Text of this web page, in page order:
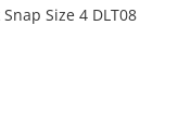
Size 4 DLT08